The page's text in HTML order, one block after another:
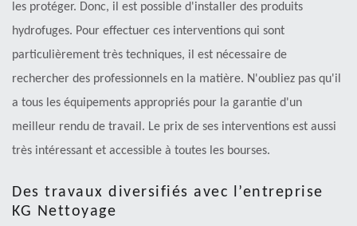
les protéger. Donc, il est possible d'installer des produits
hydrofuges. Pour effectuer ces interventions qui sont
particulièrement très techniques, il est nécessaire de
rechercher des professionnels en la matière. N'oubliez pas qu'il
a tous les équipements appropriés pour la garantie d'un
meilleur rendu de travail. Le prix de ses interventions est aussi
très intéressant et accessible à toutes les bourses.
Des travaux diversifiés avec l’entreprise
KG Nettoyage